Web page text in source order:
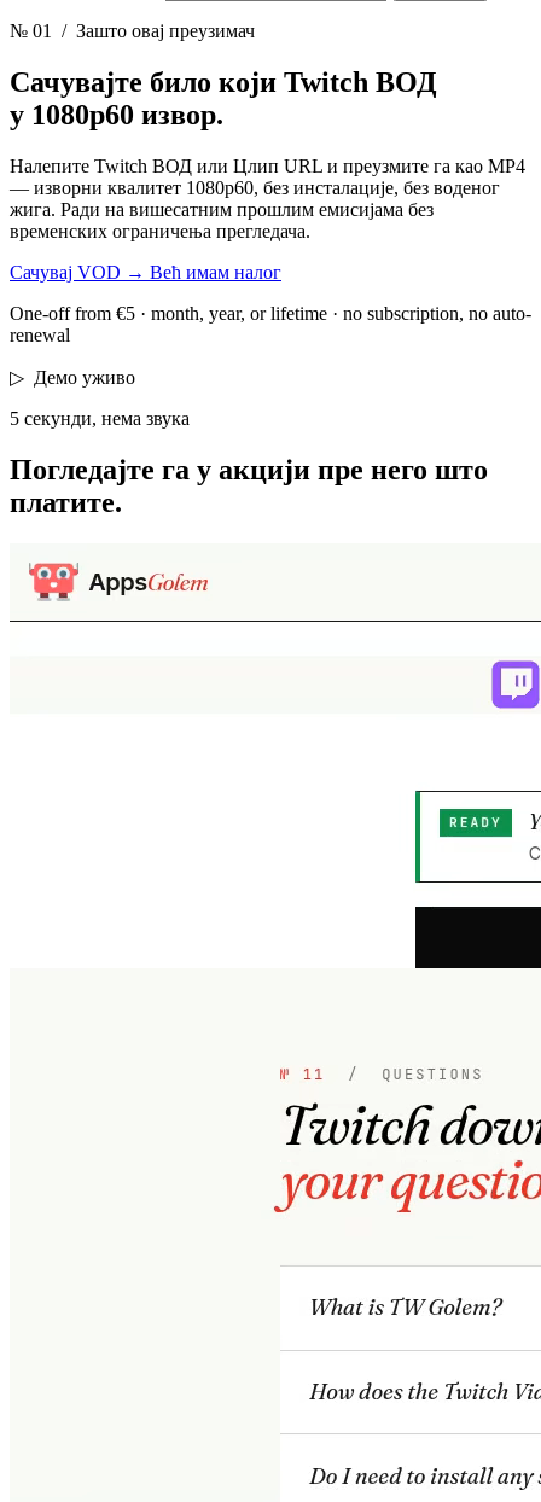
№ 01 / Зашто овај преузимач
Сачувајте било који Twitch ВОД
у 1080p60 извор.
Налепите Twitch ВОД или Цлип URL и преузмите га као MP4
— изворни квалитет 1080p60, без инсталације, без воденог
жига. Ради на вишесатним прошлим емисијама без
временских ограничења прегледача.
Сачувај VOD → Већ имам налог
One-off from €5 · month, year, or lifetime · no subscription, no auto-
renewal
▷ Демо уживо
5 секунди, нема звука
Погледајте га у акцији пре него што
платите.